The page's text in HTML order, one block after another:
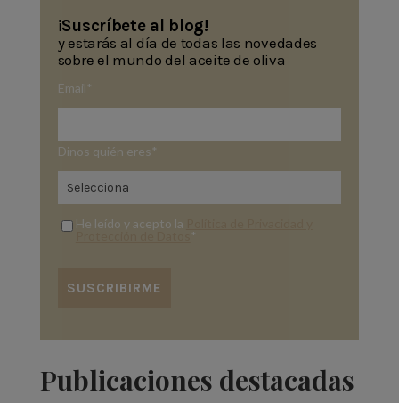
¡Suscríbete al blog!
y estarás al día de todas las novedades
sobre el mundo del aceite de oliva
Email *
Dinos quién eres *
He leído y acepto la
*
Publicaciones destacadas